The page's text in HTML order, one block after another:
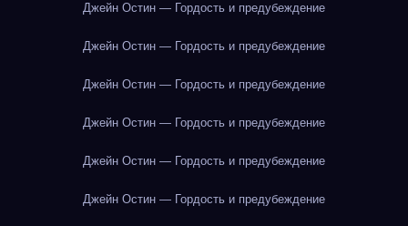
Джейн Остин — Гордость и предубеждение
Джейн Остин — Гордость и предубеждение
Джейн Остин — Гордость и предубеждение
Джейн Остин — Гордость и предубеждение
Джейн Остин — Гордость и предубеждение
Джейн Остин — Гордость и предубеждение